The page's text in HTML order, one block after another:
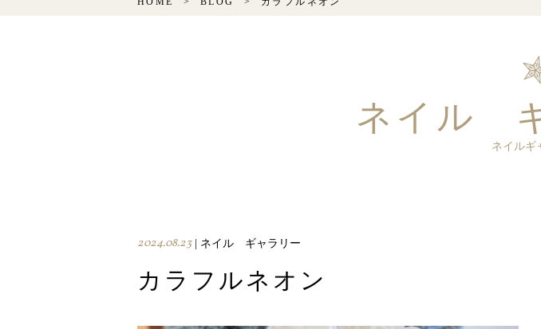
ネイル
ネイルギ
2024.08.23| ネイル ギャラリー
カラフルネオン